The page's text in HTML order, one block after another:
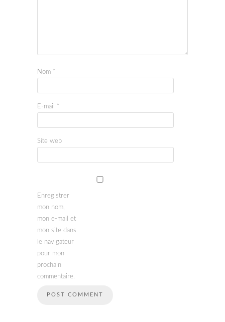
Nom *
E-mail *
Site web
Enregistrer
mon nom,
mon e-mail et
mon site dans
le navigateur
pour mon
prochain
commentaire.